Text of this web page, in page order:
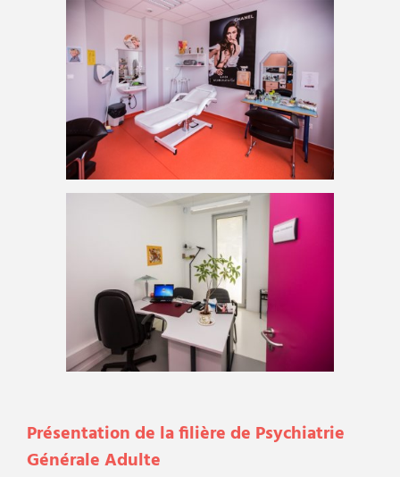
Présentation de la filière de Psychiatrie
Générale Adulte